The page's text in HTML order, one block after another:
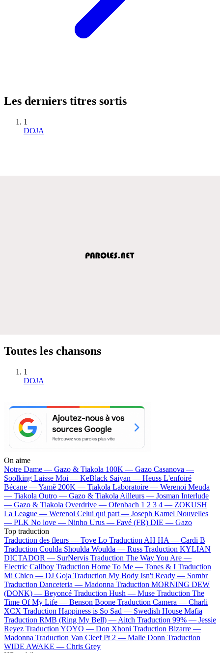
Les derniers titres sortis
1
DOJA
Toutes les chansons
1
DOJA
On aime
Notre Dame — Gazo & Tiakola 100K — Gazo Casanova —
Soolking Laisse Moi — KeBlack Saiyan — Heuss L'enfoiré
Bécane —Yamê 200K — Tiakola Laboratoire — Werenoi Meuda
— Tiakola Outro — Gazo & Tiakola Ailleurs — Josman Interlude
— Gazo & Tiakola Overdrive — Ofenbach 1 2 3 4 — ZOKUSH
La League — Werenoi Celui qui part — Joseph Kamel Nouvelles
— PLK No love — Ninho Urus — Favé (FR) DIE — Gazo
Top traduction
Traduction des fleurs — Tove Lo Traduction AH HA — Cardi B
Traduction Coulda Shoulda Woulda — Russ Traduction KYLIAN
DICTADOR — SurNervis Traduction The Way You Are —
Electric Callboy Traduction Home To Me — Tones & I Traduction
Mi Chico — DJ Goja Traduction My Body Isn't Ready — Sombr
Traduction Danceteria — Madonna Traduction MORNING DEW
(DONK) — Beyoncé Traduction Hush — Muse Traduction The
Time Of My Life — Benson Boone Traduction Camera — Charli
XCX Traduction Happiness is So Sad — Swedish House Mafia
Traduction RMB (Ring My Bell) — Aitch Traduction 99% — Jessie
Reyez Traduction YOYO — Don Xhoni Traduction Bizarre —
Madonna Traduction Van Cleef Pt 2 — Malie Donn Traduction
WIDE AWAKE — Chris Grey